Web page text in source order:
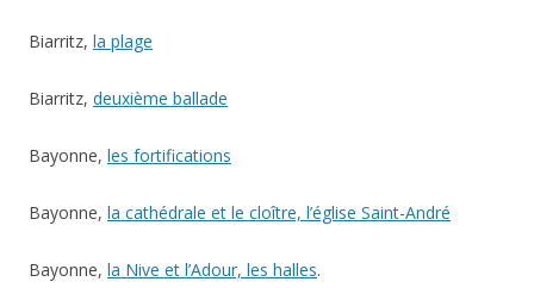
Biarritz, la plage
Biarritz, deuxième ballade
Bayonne, les fortifications
Bayonne, la cathédrale et le cloître, l’église Saint-André
Bayonne, la Nive et l’Adour, les halles.